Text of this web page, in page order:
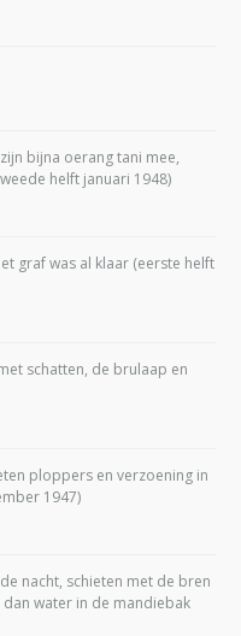
bijna oerang tani mee,
helft januari 1948)
graf was al klaar (eerste helft
schatten, de brulaap en
ploppers en verzoening in
1947)
nacht, schieten met de bren
water in de mandiebak